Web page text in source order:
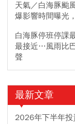
天氣／白海豚颱
爆影響時間曝光
白海豚停班停課
最接近…風雨比
聲
最新文章
2026年下半年投